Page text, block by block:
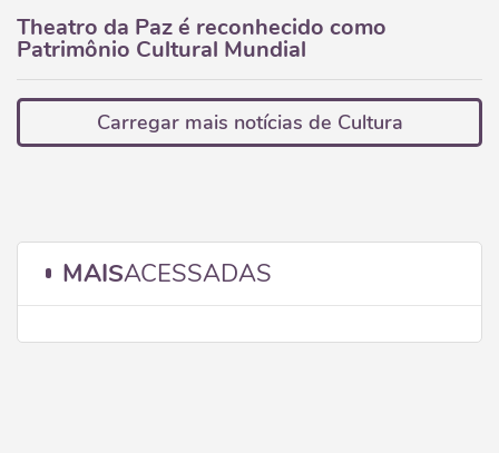
Theatro da Paz é reconhecido como
Patrimônio Cultural Mundial
Carregar mais notícias de Cultura
MAISACESSADAS